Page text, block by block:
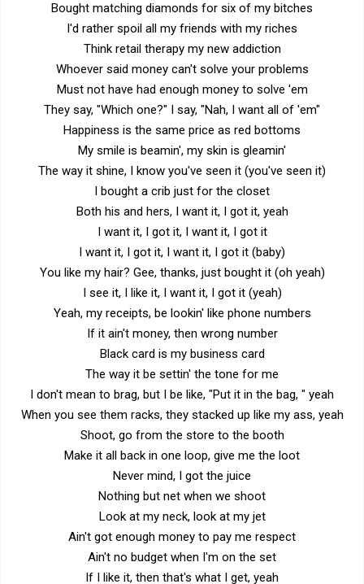
Bought matching diamonds for six of my bitches
I'd rather spoil all my friends with my riches
Think retail therapy my new addiction
Whoever said money can't solve your problems
Must not have had enough money to solve 'em
They say, "Which one?" I say, "Nah, I want all of 'em"
Happiness is the same price as red bottoms
My smile is beamin', my skin is gleamin'
The way it shine, I know you've seen it (you've seen it)
I bought a crib just for the closet
Both his and hers, I want it, I got it, yeah
I want it, I got it, I want it, I got it
I want it, I got it, I want it, I got it (baby)
You like my hair? Gee, thanks, just bought it (oh yeah)
I see it, I like it, I want it, I got it (yeah)
Yeah, my receipts, be lookin' like phone numbers
If it ain't money, then wrong number
Black card is my business card
The way it be settin' the tone for me
I don't mean to brag, but I be like, "Put it in the bag, " yeah
When you see them racks, they stacked up like my ass, yeah
Shoot, go from the store to the booth
Make it all back in one loop, give me the loot
Never mind, I got the juice
Nothing but net when we shoot
Look at my neck, look at my jet
Ain't got enough money to pay me respect
Ain't no budget when I'm on the set
If I like it, then that's what I get, yeah